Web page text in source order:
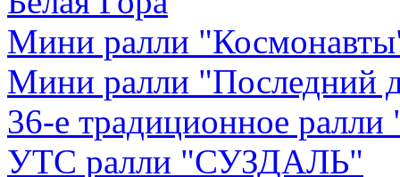
Мини ралли
Мини ралли "Последний
36-е традиционное
УТС ралли "СУЗДАЛЬ"